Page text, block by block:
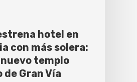
hotel en
con más solera:
nuevo templo
de Gran Vía